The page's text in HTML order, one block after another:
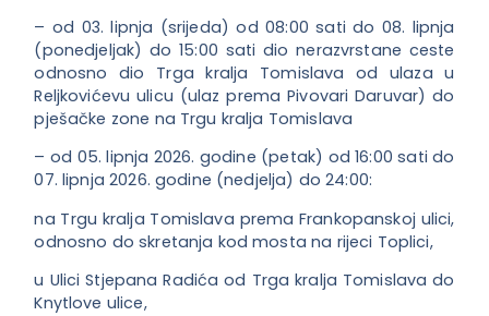
– od 03. lipnja (srijeda) od 08:00 sati do 08. lipnja
(ponedjeljak) do 15:00 sati dio nerazvrstane ceste
odnosno dio Trga kralja Tomislava od ulaza u
Reljkovićevu ulicu (ulaz prema Pivovari Daruvar) do
pješačke zone na Trgu kralja Tomislava
– od 05. lipnja 2026. godine (petak) od 16:00 sati do
07. lipnja 2026. godine (nedjelja) do 24:00:
na Trgu kralja Tomislava prema Frankopanskoj ulici,
odnosno do skretanja kod mosta na rijeci Toplici,
u Ulici Stjepana Radića od Trga kralja Tomislava do
Knytlove ulice,